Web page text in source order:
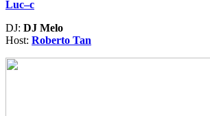
Luc–c
DJ: DJ Melo
Host: Roberto Tan